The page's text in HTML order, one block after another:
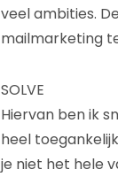
veel ambities.
mailmarketing
SOLVE
Hiervan ben ik
heel
je niet het hele